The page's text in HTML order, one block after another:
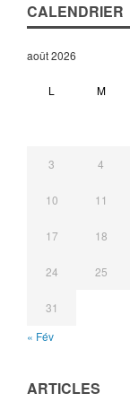
CALENDRIER
août 2026
L M
3 4
10 11
17 18
24 25
31
« Fév
ARTICLES